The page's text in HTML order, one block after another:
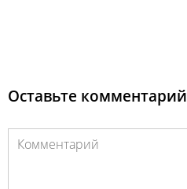
Оставьте комментарий